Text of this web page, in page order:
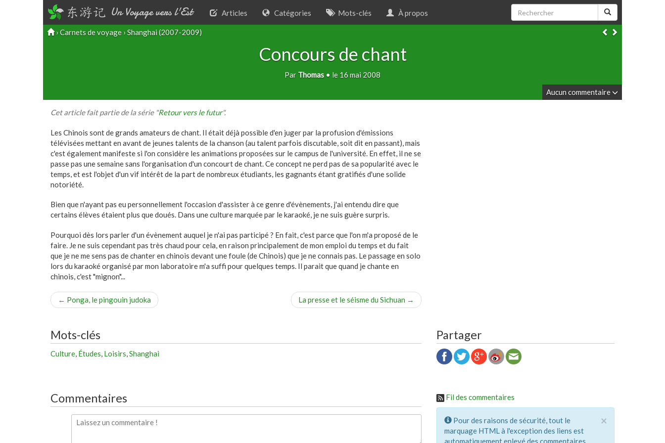
东游记 Un Voyage vers l'Est Articles Catégories Mots-clés À propos
› Carnets de voyage › Shanghai (2007-2009)
Concours de chant
Par Thomas • le 16 mai 2008
Aucun commentaire
Cet article fait partie de la série "Retour vers le futur".
Les Chinois sont de grands amateurs de chant. Il était déjà possible d'en juger par la profusion d'émissions
télévisées mettant en avant de jeunes talents de la chanson (au talent parfois discutable, soit dit en passant), mais
c'est également manifeste si l'on considère les animations proposées sur le campus de l'université. En effet, il ne se
passe pas une semaine sans l'organisation d'un concourt de chant. Ce concept ne perd pas de sa popularité avec le
temps, et est l'objet d'un vif intérêt de la part de nombreux étudiants, les gagnants étant gratifiés d'une solide
notoriété.
Bien que n'ayant pas eu personnellement l'occasion d'assister à ce genre d'évènements, j'ai entendu dire que
certains élèves étaient plus que doués. Dans une culture marquée par le karaoké, je ne suis guère surpris.
Pourquoi dès lors parler d'un évènement auquel je n'ai pas participé ? En fait, c'est parce que l'on m'a proposé de le
faire. Je ne suis cependant pas très chaud pour cela, en raison principalement de mon emploi du temps et du fait
que je ne me sens pas de chanter en chinois devant une foule (de Chinois) que je ne connais pas. Le passage en solo
lors du karaoké organisé par mon laboratoire m'a suffi pour quelques temps. Il parait que quand je chante en
chinois, c'est "mignon"...
← Ponga, le pingouin judoka La presse et le séisme du Sichuan →
Mots-clés
Culture Études Loisirs Shanghai
Partager
Commentaires Fil des commentaires
×
Pour des raisons de sécurité, tout le
marquage HTML à l'exception des liens est
automatiquement enlevé des commentaires.